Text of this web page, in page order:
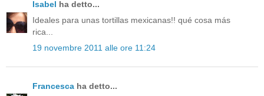
Isabel ha detto...
Ideales para unas tortillas mexicanas!! qué cosa más
rica...
19 novembre 2011 alle ore 11:24
Francesca ha detto...